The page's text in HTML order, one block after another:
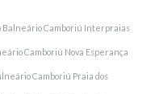
Balneário Camboriú Interpraias
Camboriú Nova Esperança
Camboriú Praia dos